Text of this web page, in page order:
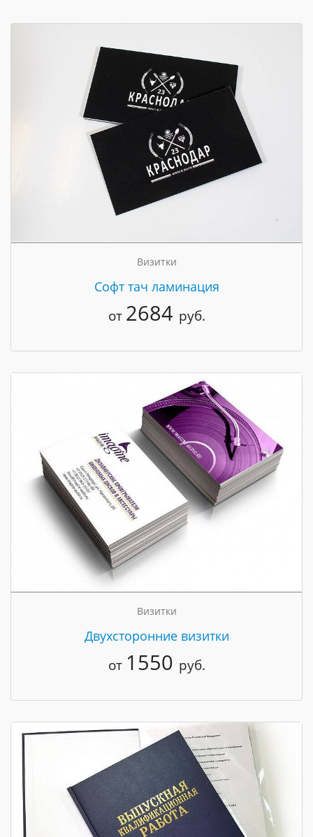
Визитки
Cофт тач ламинация
от 2684 руб.
Визитки
Двухсторонние визитки
от 1550 руб.